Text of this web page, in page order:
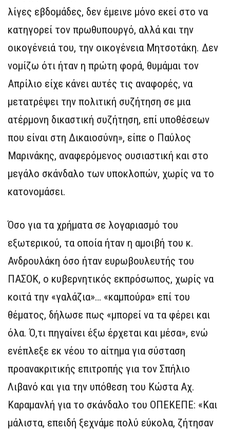
λίγες εβδομάδες, δεν έμεινε μόνο εκεί στο να
κατηγορεί τον πρωθυπουργό, αλλά και την
οικογένειά του, την οικογένεια Μητσοτάκη. Δεν
νομίζω ότι ήταν η πρώτη φορά, θυμάμαι τον
Απρίλιο είχε κάνει αυτές τις αναφορές, να
μετατρέψει την πολιτική συζήτηση σε μια
ατέρμονη δικαστική συζήτηση, επί υποθέσεων
που είναι στη Δικαιοσύνη», είπε ο Παύλος
Μαρινάκης, αναφερόμενος ουσιαστική και στο
μεγάλο σκάνδαλο των υποκλοπών, χωρίς να το
κατονομάσει.
Όσο για τα χρήματα σε λογαριασμό του
εξωτερικού, τα οποία ήταν η αμοιβή του κ.
Ανδρουλάκη όσο ήταν ευρωβουλευτής του
ΠΑΣΟΚ, ο κυβερνητικός εκπρόσωπος, χωρίς να
κοιτά την «γαλάζια»… «καμπούρα» επί του
θέματος, δήλωσε πως «μπορεί να τα φέρει και
όλα. Ό,τι πηγαίνει έξω έρχεται και μέσα», ενώ
ενέπλεξε εκ νέου το αίτημα για σύσταση
προανακριτικής επιτροπής για τον Σπήλιο
Λιβανό και για την υπόθεση του Κώστα Αχ.
Καραμανλή για το σκάνδαλο του ΟΠΕΚΕΠΕ: «Και
μάλιστα, επειδή ξεχνάμε πολύ εύκολα, ζήτησαν